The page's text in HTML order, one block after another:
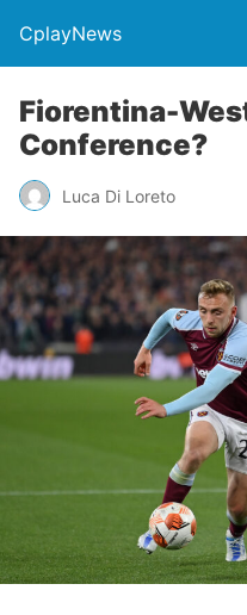
CplayNews
Fiorentina-
Conference?
Luca Di Loreto